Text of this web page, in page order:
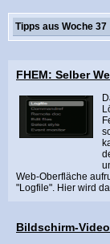
Tipps aus Woche 37
FHEM: Selber
Web-Oberfläche
"Logfile". Hier wird
Bildschirm-